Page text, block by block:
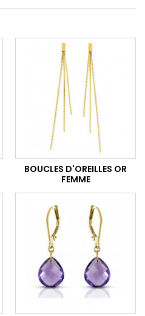
BOUCLES D'OREILLES OR
FEMME